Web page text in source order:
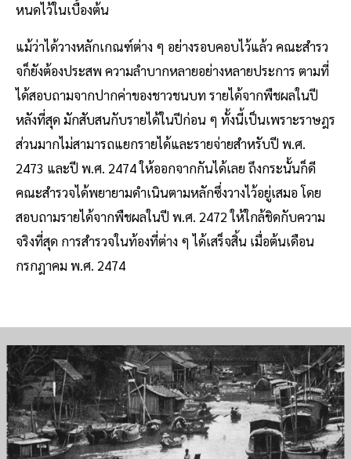
หนดไว้ในเบื้องต้น
แม้ว่าได้วางหลักเกณฑ์ต่าง ๆ อย่างรอบคอบไว้แล้ว คณะสํารว
จก็ยังต้องประสพ ความลําบากหลายอย่างหลายประการ ตามที่
ได้สอบถามจากปากค่าของชาวชนบท รายได้จากพืชผลในปี
หลังที่สุด มักสับสนกับรายได้ในปีก่อน ๆ ทั้งนี้เป็นเพราะราษฎร
ส่วนมากไม่สามารถแยกรายได้และรายจ่ายสําหรับปี พ.ศ.
2473 และปี พ.ศ. 2474 ให้ออกจากกันได้เลย ถึงกระนั้นก็ดี
คณะสํารวจได้พยายามดําเนินตามหลักซึ่งวางไว้อยู่เสมอ โดย
สอบถามรายได้จากพืชผลในปี พ.ศ. 2472 ให้ใกล้ชิดกับความ
จริงที่สุด การสํารวจในท้องที่ต่าง ๆ ได้เสร็จสิ้น เมื่อต้นเดือน
กรกฎาคม พ.ศ. 2474